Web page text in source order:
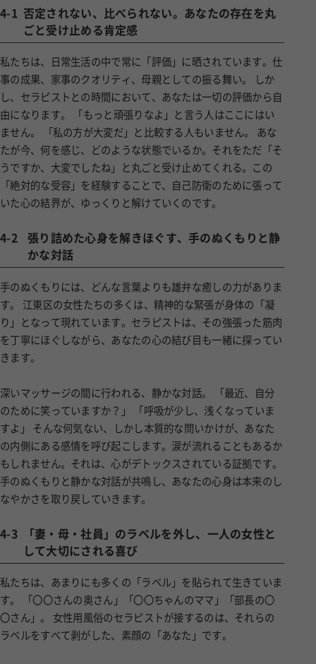
ごと受け止める肯定感
私たちは、日常生活の中で常に「評価」に晒されています。仕
事の成果、家事のクオリティ、母親としての振る舞い。 しか
し、セラピストとの時間において、あなたは一切の評価から自
由になります。 「もっと頑張りなよ」と言う人はここにはい
ません。 「私の方が大変だ」と比較する人もいません。 あな
たが今、何を感じ、どのような状態でいるか。それをただ「そ
うですか、大変でしたね」と丸ごと受け止めてくれる。この
「絶対的な受容」を経験することで、自己防衛のために張って
いた心の結界が、ゆっくりと解けていくのです。
かな対話
手のぬくもりには、どんな言葉よりも雄弁な癒しの力がありま
す。 江東区の女性たちの多くは、精神的な緊張が身体の「凝
り」となって現れています。セラピストは、その強張った筋肉
を丁寧にほぐしながら、あなたの心の結び目も一緒に探ってい
きます。
のために笑っていますか？」 「呼吸が少し、浅くなっていま
すよ」 そんな何気ない、しかし本質的な問いかけが、あなた
の内側にある感情を呼び起こします。涙が流れることもあるか
もしれません。それは、心がデトックスされている証拠です。
手のぬくもりと静かな対話が共鳴し、あなたの心身は本来のし
なやかさを取り戻していきます。
して大切にされる喜び
私たちは、あまりにも多くの「ラベル」を貼られて生きていま
す。 「〇〇さんの奥さん」「〇〇ちゃんのママ」「部長の〇
〇さん」。 女性用風俗のセラピストが接するのは、それらの
ラベルをすべて剥がした、素顔の「あなた」です。